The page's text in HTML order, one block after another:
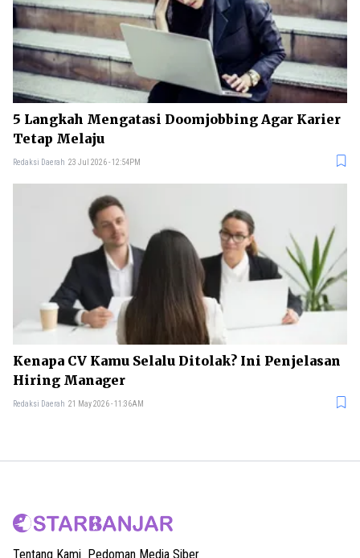
5 Langkah Mengatasi Doomjobbing Agar Karier
Tetap Melaju
Redaksi Daerah 23 Jul 2026 - 12:54PM
Kenapa CV Kamu Selalu Ditolak? Ini Penjelasan
Hiring Manager
Redaksi Daerah 21 May 2026 - 11:36AM
Tentang Kami Pedoman Media Siber